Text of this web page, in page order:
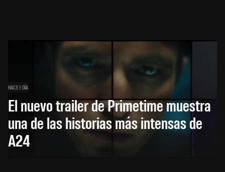
HACE 1 DÍA
El nuevo trailer de Primetime muestra
una de las historias más intensas de
A24